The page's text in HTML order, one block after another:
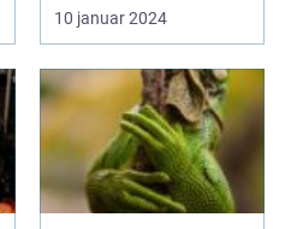
negativ indvirkning på
vo...
10 januar 2024